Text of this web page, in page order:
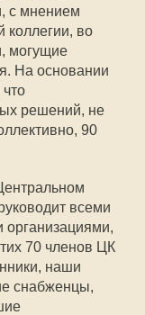
с мнением
коллегии, во
могущие
На основании
решений, не
90
всеми
70 членов ЦК
наши
снабженцы,